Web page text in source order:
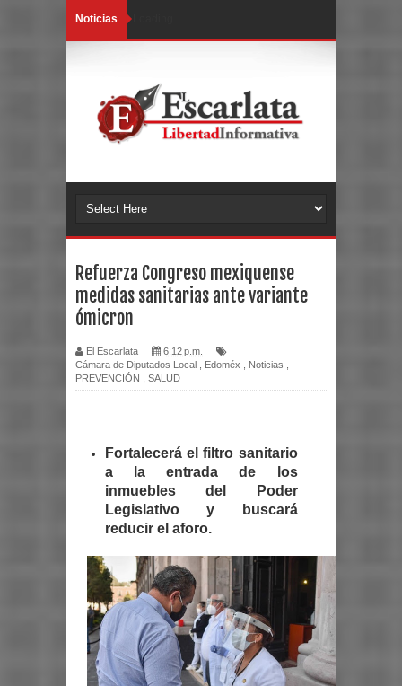
Noticias
Refuerza Congreso mexiquense
medidas sanitarias ante variante
ómicron
El Escarlata
6:12 p.m.
Cámara de Diputados Local
Edoméx Noticias
PREVENCIÓN
SALUD
Fortalecerá el filtro sanitario
a la entrada de los
inmuebles del Poder
Legislativo y buscará
reducir el aforo.